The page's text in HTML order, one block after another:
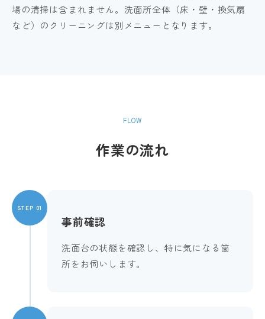
場の清掃は含まれません。洗面所全体（床・壁・換気扇
など）のクリーニングは別メニューとなります。
FLOW
作業の流れ
STEP 01
事前確認
洗面台の状態を確認し、特に気になる箇
所をお伺いします。